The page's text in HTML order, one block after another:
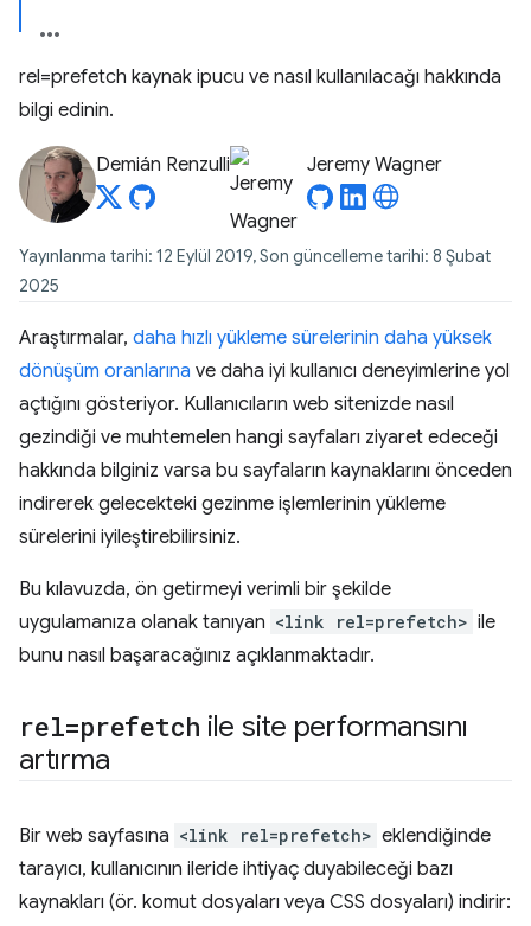
rel=prefetch kaynak ipucu ve nasıl kullanılacağı hakkında
bilgi edinin.
Demián Renzulli Jeremy Wagner
Yayınlanma tarihi: 12 Eylül 2019, Son güncelleme tarihi: 8 Şubat
2025
Araştırmalar, daha hızlı yükleme sürelerinin daha yüksek
dönüşüm oranlarına ve daha iyi kullanıcı deneyimlerine yol
açtığını gösteriyor. Kullanıcıların web sitenizde nasıl
gezindiği ve muhtemelen hangi sayfaları ziyaret edeceği
hakkında bilginiz varsa bu sayfaların kaynaklarını önceden
indirerek gelecekteki gezinme işlemlerinin yükleme
sürelerini iyileştirebilirsiniz.
Bu kılavuzda, ön getirmeyi verimli bir şekilde
uygulamanıza olanak tanıyan <link rel=prefetch> ile
bunu nasıl başaracağınız açıklanmaktadır.
rel=prefetch ile site performansını
artırma
Bir web sayfasına <link rel=prefetch> eklendiğinde
tarayıcı, kullanıcının ileride ihtiyaç duyabileceği bazı
kaynakları (ör. komut dosyaları veya CSS dosyaları) indirir: